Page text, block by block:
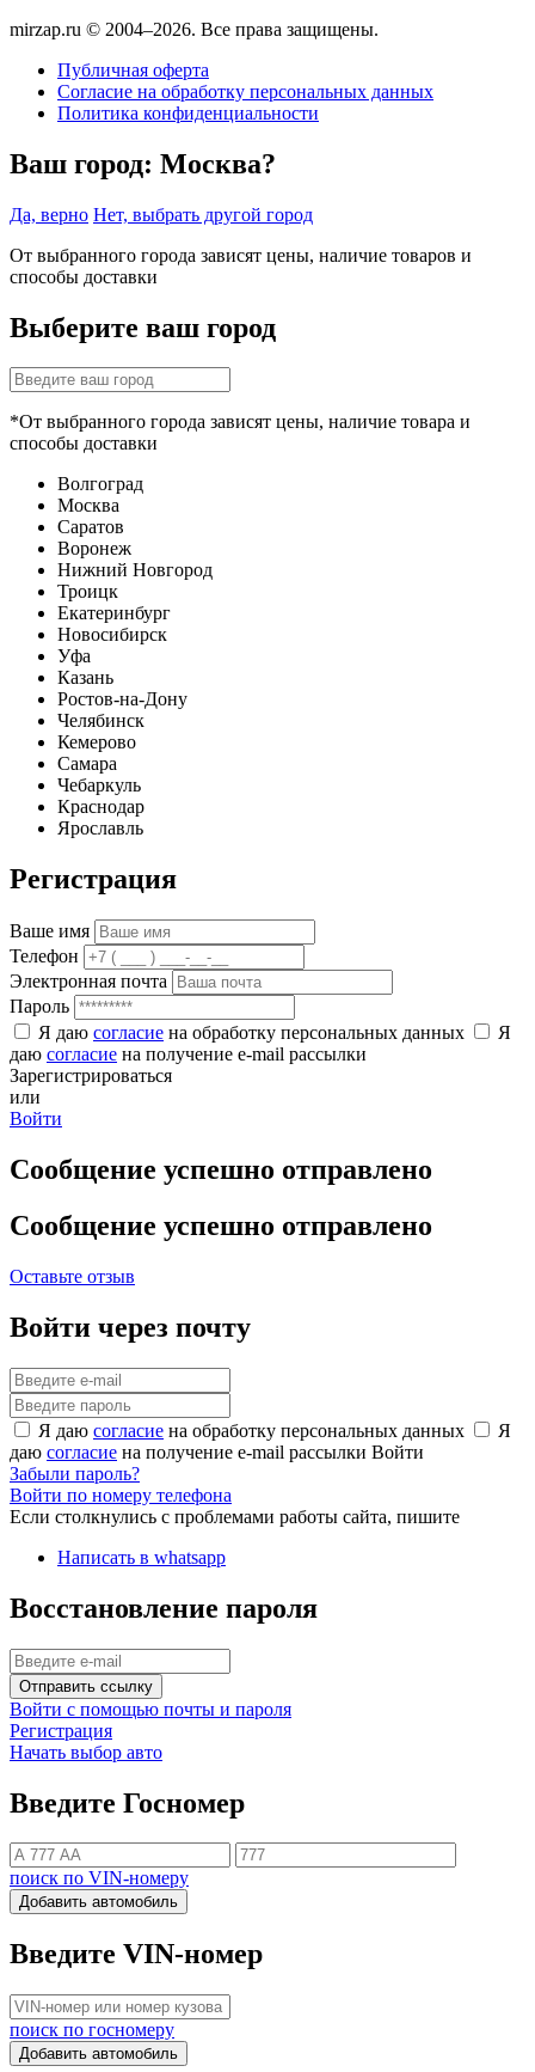
mirzap.ru © 2004–2026. Все права защищены.
Публичная оферта
Согласие на обработку персональных данных
Политика конфиденциальности
Ваш город: Москва?
Да, верно Нет, выбрать другой город
От выбранного города зависят цены, наличие товаров и
способы доставки
Выберите ваш город
*От выбранного города зависят цены, наличие товара и
способы доставки
Волгоград
Москва
Саратов
Воронеж
Нижний Новгород
Троицк
Екатеринбург
Новосибирск
Уфа
Казань
Ростов-на-Дону
Челябинск
Кемерово
Самара
Чебаркуль
Краснодар
Ярославль
Регистрация
Ваше имя
Телефон
Электронная почта
Пароль
Я даю согласие на обработку персональных данных
Я
даю согласие на получение e-mail рассылки
Зарегистрироваться
или
Войти
Сообщение успешно отправлено
Сообщение успешно отправлено
Оставьте отзыв
Войти через почту
Я даю согласие на обработку персональных данных
Я
даю согласие на получение e-mail рассылки Войти
Забыли пароль?
Войти по номеру телефона
Если столкнулись с проблемами работы сайта, пишите
Написать в whatsapp
Восстановление пароля
Отправить ссылку
Войти с помощью почты и пароля
Регистрация
Начать выбор авто
Введите Госномер
поиск по VIN-номеру
Добавить автомобиль
Введите VIN-номер
поиск по госномеру
Добавить автомобиль